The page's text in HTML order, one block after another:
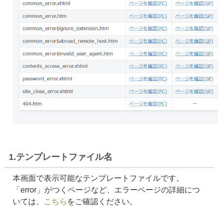
1.テンプレートファイル名
本画面で表示可能なテンプレートファイルです。
「error」がつくページなど、エラーページの詳細につ
いては、
こちら をご確認ください。